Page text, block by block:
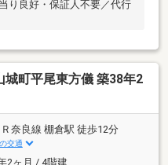
り良好・保証人不要／代行
城町平尾東方儀 築38年2
Ｒ奈良線 棚倉駅 徒歩12分
交通
2ヶ月 / 4階建